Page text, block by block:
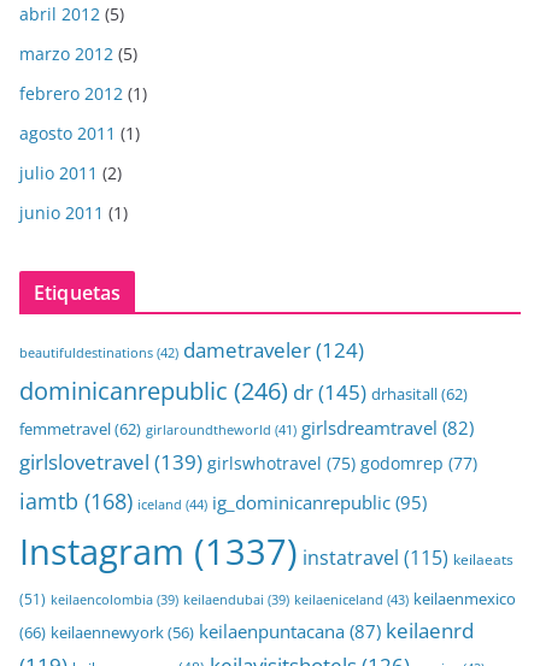
abril 2012 (5)
marzo 2012 (5)
febrero 2012 (1)
agosto 2011 (1)
julio 2011 (2)
junio 2011 (1)
Etiquetas
beautifuldestinations (42) dametraveler(124)
dominicanrepublic (246) dr(145) drhasitall(62)
femmetravel(62) girlaroundtheworld (41) girlsdreamtravel (82)
girlslovetravel (139) girlswhotravel (75) godomrep (77)
iamtb (168) iceland (44) ig_dominicanrepublic (95)
Instagram (1337) instatravel (115) keilaeats
(51) keilaencolombia (39) keilaendubai (39) keilaeniceland (43) keilaenmexico
(66) keilaennewyork(56) keilaenpuntacana (87) keilaenrd